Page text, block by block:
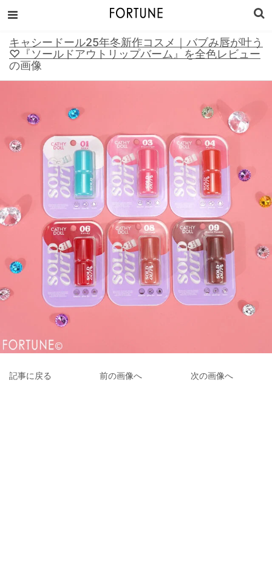
キャシードール25年冬新作コスメ｜バブみ唇が叶う
♡『ソールドアウトリップバーム』を全色レビュー
の画像
記事に戻る 前の画像へ 次の画像へ